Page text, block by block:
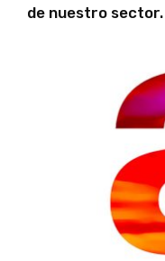
de nuestro sector.